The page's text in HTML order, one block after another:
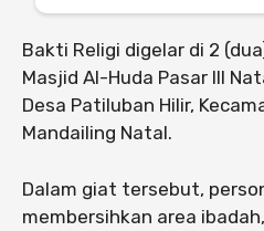
Bakti Religi digelar di 2
Masjid Al-Huda Pasar III
Desa Patiluban Hilir,
Mandailing Natal.
Dalam giat tersebut,
membersihkan area